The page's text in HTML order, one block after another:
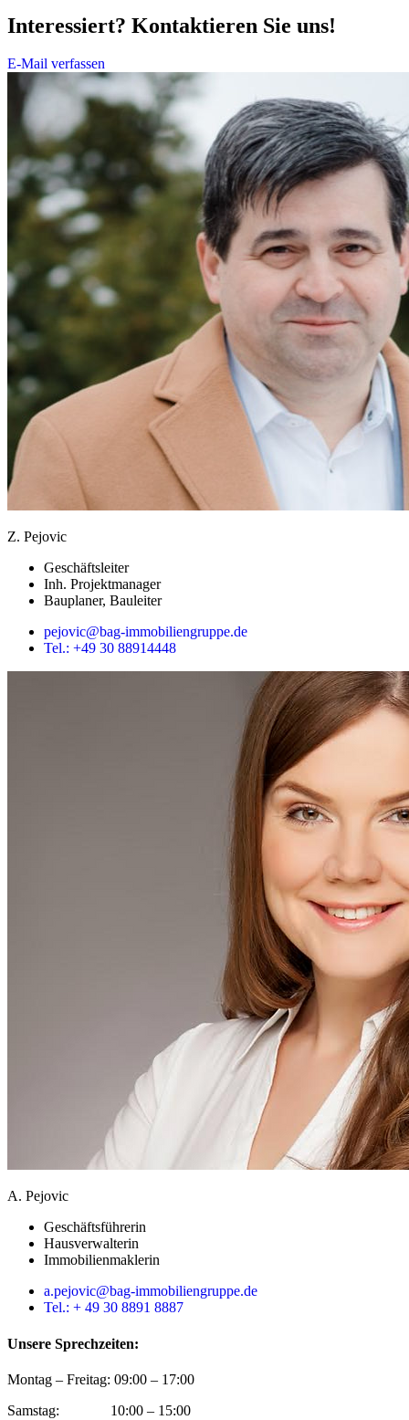
Interessiert? Kontaktieren Sie uns!
E-Mail verfassen
Z. Pejovic
Geschäftsleiter
Inh. Projektmanager
Bauplaner, Bauleiter
pejovic@bag-immobiliengruppe.de
Tel.: +49 30 88914448
A. Pejovic
Geschäftsführerin
Hausverwalterin
Immobilienmaklerin
a.pejovic@bag-immobiliengruppe.de
Tel.: + 49 30 8891 8887
Unsere Sprechzeiten:
Montag – Freitag: 09:00 – 17:00
Samstag: 10:00 – 15:00